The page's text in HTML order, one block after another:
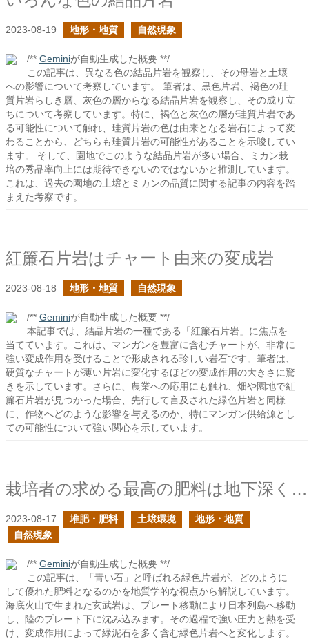
2023-08-19 地形・地質 自然現象
/** Geminiが自動生成した概要 **/
この記事は、異なる色の結晶片岩を観察し、その母岩と土壌
への影響について考察しています。 筆者は、黒色片岩、褐色の珪
質片岩らしき層、灰色の層からなる結晶片岩を観察し、その成り立
ちについて考察しています。特に、褐色と灰色の層が珪質片岩であ
る可能性について触れ、珪質片岩の色は由来となる岩石によって変
わることから、どちらも珪質片岩の可能性があることを示唆してい
ます。 そして、園地でこのような結晶片岩が多い場合、ミカン栽
培の秀品率向上には期待できないのではないかと推測しています。
これは、過去の園地の土壌とミカンの品質に関する記事の内容を踏
まえた考察です。
紅簾石片岩はチャート由来の変成岩
2023-08-18 地形・地質 自然現象
/** Geminiが自動生成した概要 **/
本記事では、結晶片岩の一種である「紅簾石片岩」に焦点を
当てています。これは、マンガンを豊富に含むチャートが、非常に
強い変成作用を受けることで形成される珍しい岩石です。筆者は、
硬質なチャートが薄い片岩に変化するほどの変成作用の大きさに驚
きを示しています。さらに、農業への応用にも触れ、畑や園地で紅
簾石片岩が見つかった場合、先行して言及された緑色片岩と同様
に、作物へどのような影響を与えるのか、特にマンガン供給源とし
ての可能性について強い関心を示しています。
栽培者の求める最高の肥料は地下深くで形成される
2023-08-17 堆肥・肥料 土壌環境
地形・地質
自然現象
/** Geminiが自動生成した概要 **/
この記事は、「青い石」と呼ばれる緑色片岩が、どのように
して優れた肥料となるのかを地質学的な視点から解説しています。
海底火山で生まれた玄武岩は、プレート移動により日本列島へ移動
し、陸のプレート下に沈み込みます。その過程で強い圧力と熱を受
け、変成作用によって緑泥石を多く含む緑色片岩へと変化します。